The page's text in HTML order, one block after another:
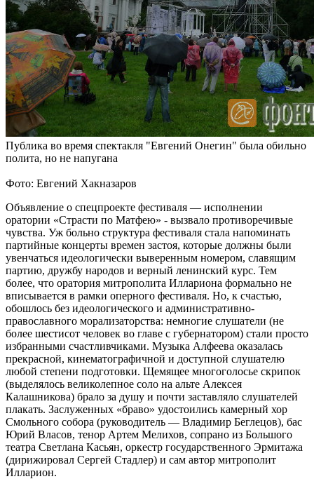
Публика во время спектакля "Евгений Онегин" была обильно
полита, но не напугана
Фото: Евгений Хакназаров
Объявление о спецпроекте фестиваля — исполнении
оратории «Страсти по Матфею» - вызвало противоречивые
чувства. Уж больно структура фестиваля стала напоминать
партийные концерты времен застоя, которые должны были
увенчаться идеологически выверенным номером, славящим
партию, дружбу народов и верный ленинский курс. Тем
более, что оратория митрополита Иллариона формально не
вписывается в рамки оперного фестиваля. Но, к счастью,
обошлось без идеологического и административно-
православного морализаторства: немногие слушатели (не
более шестисот человек во главе с губернатором) стали просто
избранными счастливчиками. Музыка Алфеева оказалась
прекрасной, кинематографичной и доступной слушателю
любой степени подготовки. Щемящее многоголосье скрипок
(выделялось великолепное соло на альте Алексея
Калашникова) брало за душу и почти заставляло слушателей
плакать. Заслуженных «браво» удостоились камерный хор
Смольного собора (руководитель — Владимир Беглецов), бас
Юрий Власов, тенор Артем Мелихов, сопрано из Большого
театра Светлана Касьян, оркестр государственного Эрмитажа
(дирижировал Сергей Стадлер) и сам автор митрополит
Илларион.